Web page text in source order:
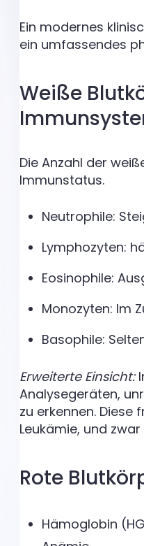
Ein modernes
ein umfassendes
Weiße
Die Anzahl der
Immunstatus.
Neutrophile:
Lymphozyten:
Eosinophile:
Monozyten: Im
Basophile:
Erweiterte Einsicht:
Analysegeräten,
zu erkennen. Diese
Leukämie, und
Rote
Hämoglobin